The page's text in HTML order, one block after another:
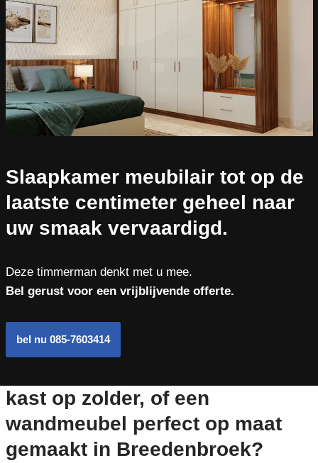
Slaapkamer meubilair tot op de
laatste centimeter geheel naar
uw smaak vervaardigd.
Deze timmerman denkt met u mee.
Bel gerust voor een vrijblijvende offerte.
bel nu 085-7603414
kast op zolder, of een
wandmeubel perfect op maat
gemaakt in Breedenbroek?